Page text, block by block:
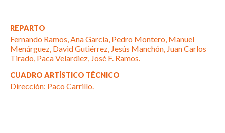
REPARTO
Fernando Ramos, Ana García, Pedro Montero, Manuel
Menárguez, David Gutiérrez, Jesús Manchón, Juan Carlos
Tirado, Paca Velardiez, José F. Ramos.
CUADRO ARTÍSTICO TÉCNICO
Dirección: Paco Carrillo.